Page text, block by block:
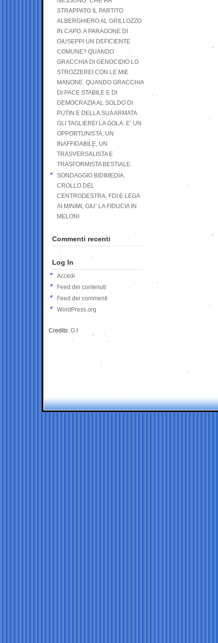
STRAPPATO IL PARTITO
ALBERGHIERO AL GRILLOZZO
IN CAPO, A PARAGONE DI
GIUSEPPI UN DEFICIENTE
COMUNE? QUANDO
GRACCHIA DI GENOCIDIO LO
STROZZEREI CON LE MIE
MANONE. QUANDO GRACCHIA
DI PACE STABILE E DI
DEMOCRAZIA AL SOLDO DI
PUTIN E DELLA SUA ARMATA
GLI TAGLIEREI LA GOLA: E’ UN
OPPORTUNISTA, UN
INAFFIDABILE, UN
TRASVERSALISTA E
TRASFORMISTA BESTIALE.
SONDAGGIO BIDIMEDIA:
CROLLO DEL
CENTRODESTRA, FDI E LEGA
AI MINIMI, GIU’ LA FIDUCIA IN
MELONI
Commenti recenti
Log In
Accedi
Feed dei contenuti
Feed dei commenti
WordPress.org
Credits: G.I